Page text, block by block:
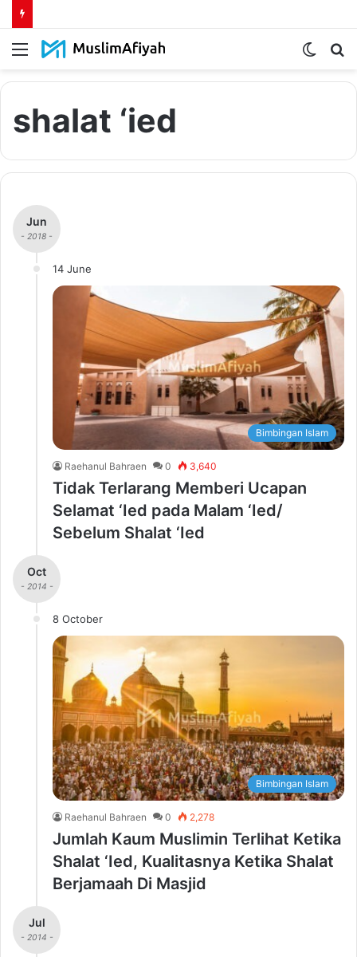
Menu
Switch
shalat ‘ied
Jun
- 2018 -
14 June
Bimbingan Islam
Raehanul Bahraen 0 3,640
Tidak Terlarang Memberi Ucapan
Selamat ‘Ied pada Malam ‘Ied/
Sebelum Shalat ‘Ied
Oct
- 2014 -
8 October
Bimbingan Islam
Raehanul Bahraen 0 2,278
Jumlah Kaum Muslimin Terlihat Ketika
Shalat ‘Ied, Kualitasnya Ketika Shalat
Berjamaah Di Masjid
Jul
- 2014 -